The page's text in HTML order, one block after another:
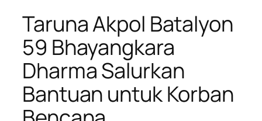
Taruna Akpol Batalyon
59 Bhayangkara
Dharma Salurkan
Bantuan untuk Korban